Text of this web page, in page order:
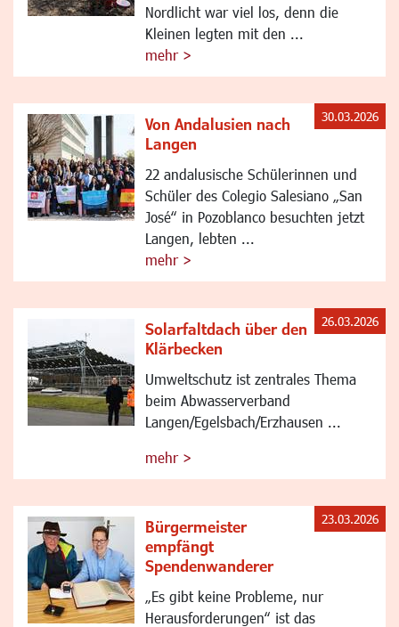
Nordlicht war viel los, denn die
Kleinen legten mit den ...
mehr >
Von Andalusien nach
Langen
22 andalusische Schülerinnen und
Schüler des Colegio Salesiano „San
José“ in Pozoblanco besuchten jetzt
Langen, lebten ...
mehr >
30.03.2026
Solarfaltdach über den
Klärbecken
Umweltschutz ist zentrales Thema
beim Abwasserverband
Langen/Egelsbach/Erzhausen ...
mehr >
26.03.2026
Bürgermeister
empfängt
Spendenwanderer
„Es gibt keine Probleme, nur
Herausforderungen“ ist das
23.03.2026